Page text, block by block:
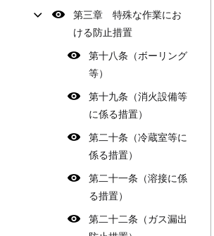
第三章 特殊な作業にお
ける防止措置
第十八条（ボーリング
等）
第十九条（消火設備等
に係る措置）
第二十条（冷蔵室等に
係る措置）
第二十一条（溶接に係
る措置）
第二十二条（ガス漏出